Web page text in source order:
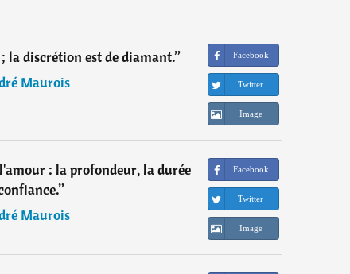
la discrétion est de diamant.”
Maurois
Facebook
Twitter
Image
: la profondeur, la durée
”
Maurois
Facebook
Twitter
Image